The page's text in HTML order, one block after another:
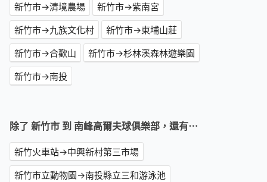
新竹市→清境農場
新竹市→紫南宮
新竹市→九族文化村
新竹市→東埔山莊
新竹市→合歡山
新竹市→杉林溪森林遊樂園
新竹市→南投
除了 新竹市 到 南峰高爾夫球俱樂部，還有⋯
新竹火車站→中興新村第三市場
新竹市立動物園→南投縣立三和游泳池